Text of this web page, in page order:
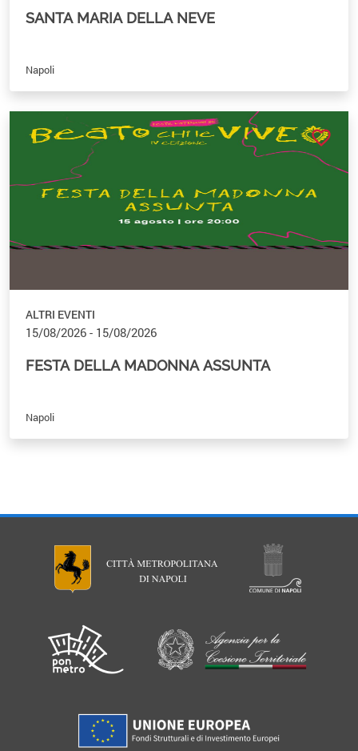
SANTA MARIA DELLA NEVE
Napoli
favorite_border
ALTRI EVENTI
15/08/2026 - 15/08/2026
FESTA DELLA MADONNA ASSUNTA
Napoli